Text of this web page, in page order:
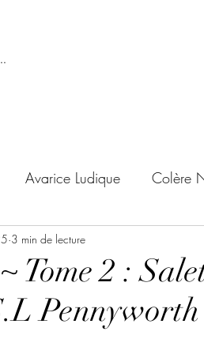
Avarice Ludique Colère
Proscrite
Archives
Tome 2 :
Pennyworth
3 min de lecture